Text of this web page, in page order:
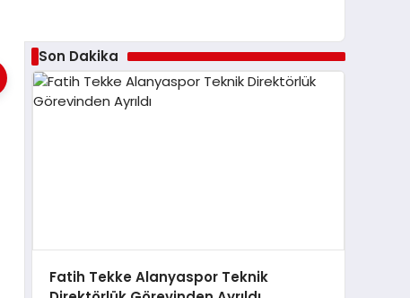
Son Dakika
Fatih Tekke Alanyaspor Teknik